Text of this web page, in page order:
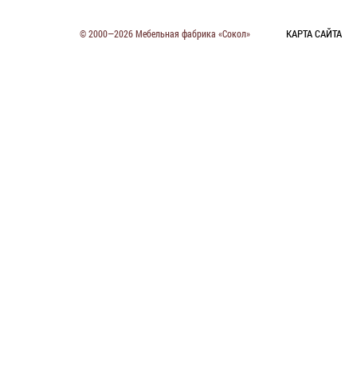
© 2000—2026 Мебельная фабрика «Сокол» КАРТА САЙТА